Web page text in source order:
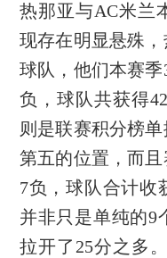
热那亚与AC米兰
现存在明显悬殊
球队，他们本赛季
负，球队共获得
则是联赛积分榜
第五的位置，而
7负，球队合计收
并非只是单纯的9
拉开了25分之多